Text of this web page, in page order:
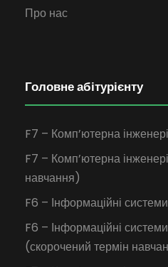
Про нас
Головне абітурієнту
F7 – Комп’ютерна
F7 – Комп’ютерна
навчання)
F6 – Інформаційні
F6 – Інформаційні системи
(скорочений термін